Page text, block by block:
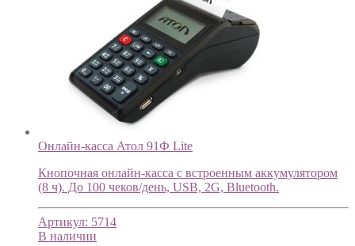
Онлайн-касса Атол 91Ф Lite
Кнопочная онлайн-касса с встроенным аккумулятором
(8 ч). До 100 чеков/день, USB, 2G, Bluetooth.
Артикул: 5714
В наличии